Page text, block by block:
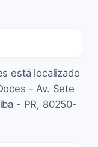
está localizado
- Av. Sete
- PR, 80250-